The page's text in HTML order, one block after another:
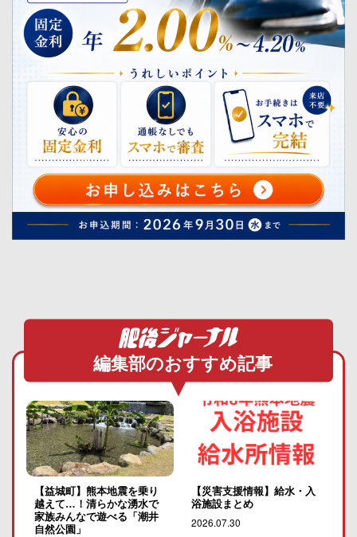
編集部のおすすめ記事
【益城町】熊本地震を乗り
越えて…！清らかな湧水で
家族みんなで遊べる「潮井
自然公園」
【災害支援情報】給水・入
浴施設まとめ
2026.07.30